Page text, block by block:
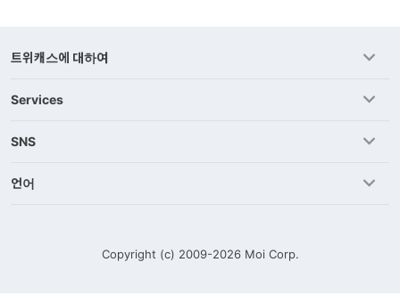
트위캐스에 대하여
Services
SNS
언어
Copyright (c) 2009-2026 Moi Corp.